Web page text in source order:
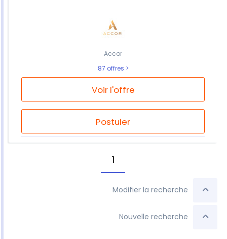
Voir l'offre
Postuler
Accor
87 offres
1
Modifier la recherche
Nouvelle recherche